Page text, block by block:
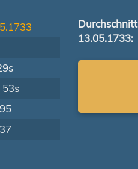
53s
13.05.1733: